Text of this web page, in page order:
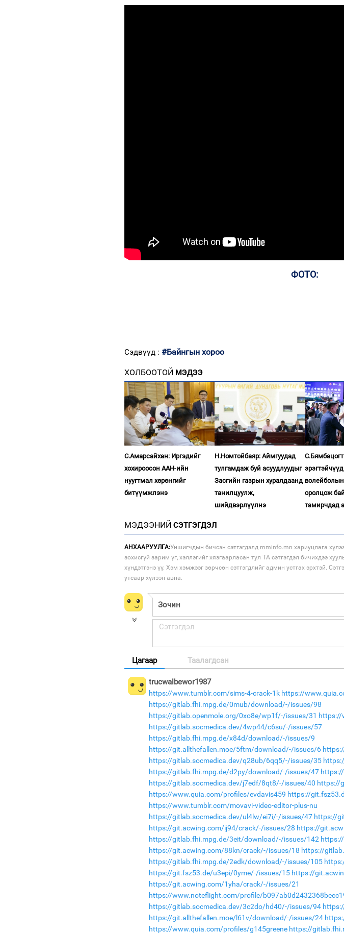
ФОТО:
Сэдвүүд : #Байнгын хороо
ХОЛБООТОЙ МЭДЭЭ
С.Амарсайхан: Иргэдийг
хохироосон ААН-ийн
нуугтмал хөрөнгийг
битүүмжлэнэ
Н.Номтойбаяр: Аймгуудад
тулгамдаж буй асуудлуудыг
Засгийн газрын хуралдаанд
танилцуулж,
шийдвэрлүүлнэ
оролцож
тамирчдад
МЭДЭЭНИЙ СЭТГЭГДЭЛ
АНХААРУУЛГА:Уншигчдын бичсэн сэтгэгдэлд mminfo.mn хариуцлага
зохисгүй зарим үг, хэллэгийг хязгаарласан тул ТА сэтгэгдэл бичихдээ
хүндэтгэнэ үү. Хэм хэмжээг зөрчсөн сэтгэгдлийг админ устгах эрхтэй.
утсаар хүлээн авна.
Цагаар Таалагдсан
trucwalbewor1987
https://www.tumblr.com/sims-4-crack-1k https://
https://gitlab.fhi.mpg.de/0mub/download/-/issues/98
https://gitlab.openmole.org/0xo8e/wp1f/-/issues/31 https://
https://gitlab.socmedica.dev/4wp44/c6su/-/issues/57
https://gitlab.fhi.mpg.de/x84d/download/-/issues/9
https://git.allthefallen.moe/5ftm/download/-/issues/6
https://gitlab.socmedica.dev/q28ub/6qq5/-/issues/35
https://gitlab.fhi.mpg.de/d2py/download/-/issues/47
https://gitlab.socmedica.dev/j7edf/8qt8/-/issues/40 https://
https://www.quia.com/profiles/evdavis459 https://
https://www.tumblr.com/movavi-video-editor-plus-nu
https://gitlab.socmedica.dev/ul4lw/ei7i/-/issues/47 https://
https://git.acwing.com/ij94/crack/-/issues/28 https://
https://gitlab.fhi.mpg.de/3eit/download/-/issues/142
https://git.acwing.com/88kn/crack/-/issues/18 https://
https://gitlab.fhi.mpg.de/2edk/download/-/issues/105
https://git.fsz53.de/u3epi/0yme/-/issues/15 https://
https://git.acwing.com/1yha/crack/-/issues/21
https://www.noteflight.com/profile/
https://gitlab.socmedica.dev/3c2do/hd40/-/issues/94
https://git.allthefallen.moe/l61v/download/-/issues/24
https://www.quia.com/profiles/g145greene https://